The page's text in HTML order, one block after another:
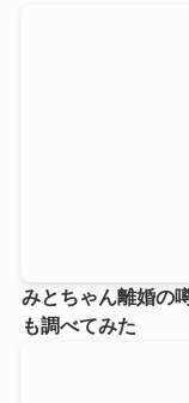
みとちゃん離婚の
も調べてみた